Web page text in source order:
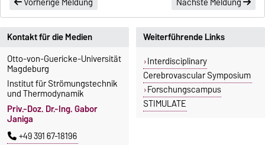
Kontakt für die Medien
Otto-von-Guericke-Universität
Magdeburg
Institut für Strömungstechnik
und Thermodynamik
Priv.-Doz. Dr.-Ing. Gabor
Janiga
+49 391 67-18196
Weiterführende Links
Interdisciplinary
Cerebrovascular Symposium
Forschungscampus
STIMULATE